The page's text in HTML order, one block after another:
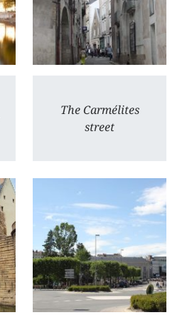
The Carmélites
street